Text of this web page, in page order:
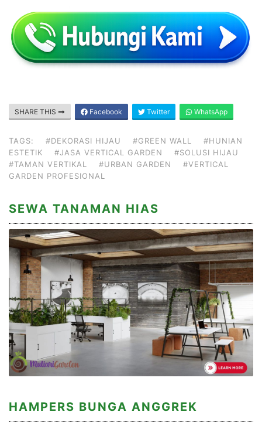
SHARE THIS Facebook Twitter WhatsApp
TAGS: #DEKORASI HIJAU #GREEN WALL
#HUNIAN
ESTETIK
#JASA VERTICAL GARDEN
#SOLUSI HIJAU
#TAMAN VERTIKAL
#URBAN GARDEN
#VERTICAL
GARDEN PROFESIONAL
SEWA TANAMAN HIAS
HAMPERS BUNGA ANGGREK